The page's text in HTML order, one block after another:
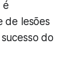
é
de lesões
do